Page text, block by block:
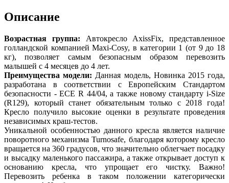
Описание
Возрастная группа: Автокресло AxissFix, представленное
голландской компанией Maxi-Cosy, в категории 1 (от 9 до 18
кг), позволяет самым безопасным образом перевозить
малышей с 4 месяцев до 4 лет.
Преимущества модели: Данная модель, Новинка 2015 года,
разработана в соответствии с Европейским Стандартом
безопасности - ECE R 44/04, а также новому стандарту i-Size
(R129), который станет обязательным только с 2018 года!
Кресло получило высокие оценки в результате проведения
независимых краш-тестов.
Уникальной особенностью данного кресла является наличие
поворотного механизма Turnosafe, благодаря которому кресло
вращается на 360 градусов, что значительно облегчает посадку
и высадку маленького пассажира, а также открывает доступ к
основанию кресла, что упрощает его чистку. Важно!
Перевозить ребенка в таком положении категорически